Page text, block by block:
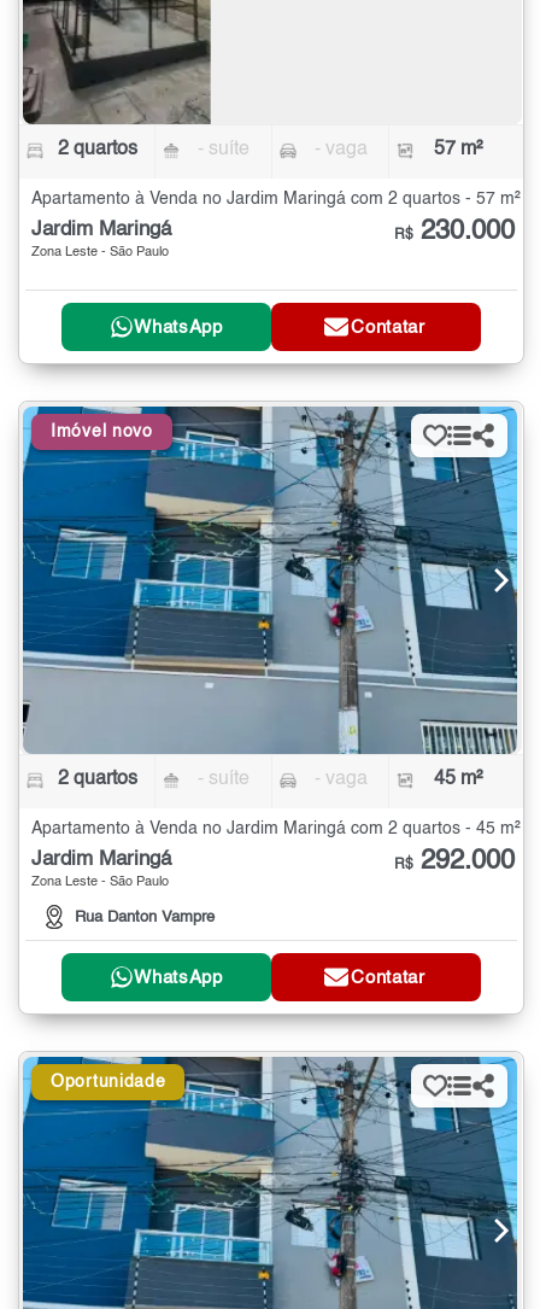
2 quartos - suíte - vaga 57 m²
Apartamento à Venda no Jardim Maringá com 2 quartos - 57 m²
Jardim Maringá
Zona Leste - São Paulo
R$ 230.000
WhatsApp Contatar
Imóvel novo
2 quartos - suíte - vaga 45 m²
Apartamento à Venda no Jardim Maringá com 2 quartos - 45 m²
Jardim Maringá
Zona Leste - São Paulo
Rua Danton Vampre
R$ 292.000
WhatsApp Contatar
Oportunidade